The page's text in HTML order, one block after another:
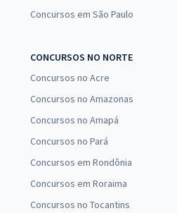
Concursos em São Paulo
CONCURSOS NO NORTE
Concursos no Acre
Concursos no Amazonas
Concursos no Amapá
Concursos no Pará
Concursos em Rondônia
Concursos em Roraima
Concursos no Tocantins